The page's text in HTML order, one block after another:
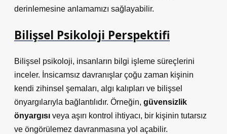
derinlemesine anlamamızı sağlayabilir.
Bilişsel Psikoloji Perspektifi
Bilişsel psikoloji, insanların bilgi işleme süreçlerini
inceler. İnsicamsız davranışlar çoğu zaman kişinin
kendi zihinsel şemaları, algı kalıpları ve bilişsel
önyargılarıyla bağlantılıdır. Örneğin, güvensizlik
önyargısı veya aşırı kontrol ihtiyacı, bir kişinin tutarsız
ve öngörülemez davranmasına yol açabilir.